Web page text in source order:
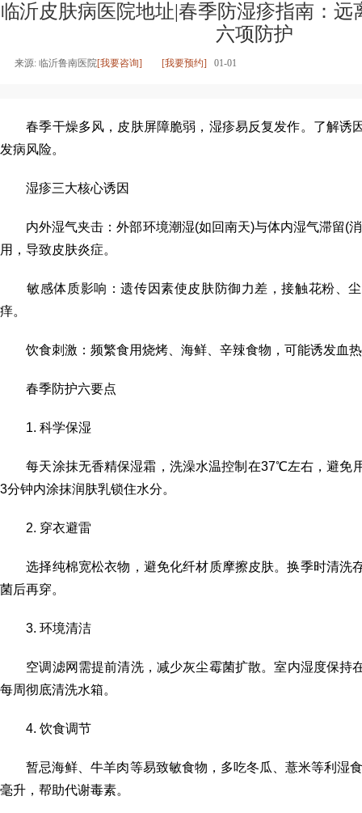
临沂皮肤病医院地址|春季防湿疹指南：远
六项防护
来源: 临沂鲁南医院[我要咨询] [我要预约] 01-01
春季干燥多风，皮肤屏障脆弱，湿疹易反复发作。了解诱
发病风险。
湿疹三大核心诱因
内外湿气夹击：外部环境潮湿(如回南天)与体内湿气滞留(
用，导致皮肤炎症。
敏感体质影响：遗传因素使皮肤防御力差，接触花粉、尘
痒。
饮食刺激：频繁食用烧烤、海鲜、辛辣食物，可能诱发血
春季防护六要点
1. 科学保湿
每天涂抹无香精保湿霜，洗澡水温控制在37℃左右，避免
3分钟内涂抹润肤乳锁住水分。
2. 穿衣避雷
选择纯棉宽松衣物，避免化纤材质摩擦皮肤。换季时清洗
菌后再穿。
3. 环境清洁
空调滤网需提前清洗，减少灰尘霉菌扩散。室内湿度保持
每周彻底清洗水箱。
4. 饮食调节
暂忌海鲜、牛羊肉等易致敏食物，多吃冬瓜、薏米等利湿
毫升，帮助代谢毒素。